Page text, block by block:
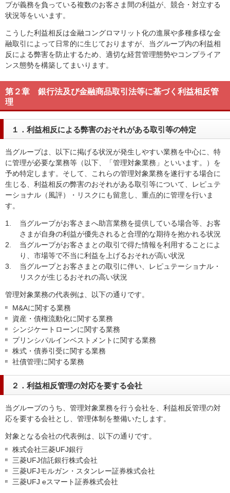
プが義務を負っている複数のお客さま間の利益が、競合・対立する
状況等をいいます。
こうした利益相反は金融コングロマリット化の進展や多種多様な金
融取引によって日常的に生じておりますが、当グループ内の利益相
反による弊害を防止するため、適切な経営管理態勢やコンプライア
ンス態勢を構築してまいります。
第２章 銀行法及び金融商品取引法等に基づく利益相反管
理
１．利益相反による弊害のおそれがある取引等の特定
当グループは、以下に掲げる状況が発生しやすい業務を中心に、特
に管理が必要な業務等（以下、「管理対象業務」といいます。）を
予め特定します。そして、これらの管理対象業務を遂行する場合に
生じる、利益相反の弊害のおそれがある取引等について、レピュテ
ーショナル（風評）・リスクにも留意し、重点的に管理を行いま
す。
1.
当グループがお客さまへ助言業務を提供している場合等、お客
さまが自身の利益が優先されると合理的な期待を抱かれる状況
2.
当グループがお客さまとの取引で得た情報を利用することによ
り、市場等で不当に利益を上げるおそれが高い状況
3.
当グループとお客さまとの取引に伴い、レピュテーショナル・
リスクが生じるおそれの高い状況
管理対象業務の代表例は、以下の通りです。
M&Aに関する業務
資産・債権流動化に関する業務
シンジケートローンに関する業務
プリンシパルインベストメントに関する業務
株式・債券引受に関する業務
社債管理に関する業務
２．利益相反管理の対応を要する会社
当グループのうち、管理対象業務を行う会社を、利益相反管理の対
応を要する会社とし、管理体制を整備いたします。
対象となる会社の代表例は、以下の通りです。
株式会社三菱UFJ銀行
三菱UFJ信託銀行株式会社
三菱UFJモルガン・スタンレー証券株式会社
三菱UFJ eスマート証券株式会社